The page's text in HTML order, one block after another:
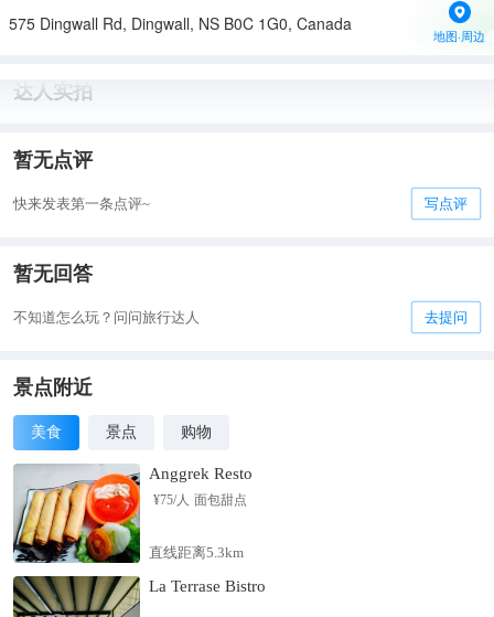
575 Dingwall Rd, Dingwall, NS B0C 1G0, Canada
地图·周边
达人实拍
暂无点评
快来发表第一条点评~ 写点评
暂无回答
不知道怎么玩？问问旅行达人 去提问
景点附近
美食 景点 购物
Anggrek Resto
¥75/人 面包甜点
直线距离5.3km
La Terrase Bistro